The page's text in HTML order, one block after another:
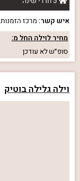
איש קשר: מרכז הזמנות
מחיר לוילה החל מ:
סופ״שלא עודכן
וילה גלילה בוטיק